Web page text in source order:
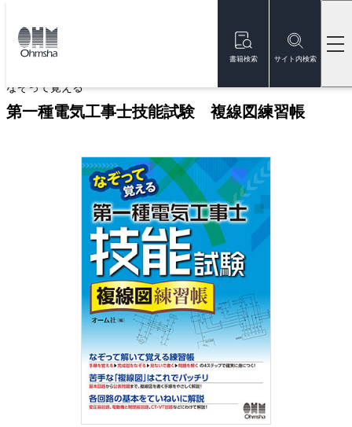
書籍検索 サイト内検索
トップ
なぞって覚える
第一種電気工事士技能試験 複線図練習帳